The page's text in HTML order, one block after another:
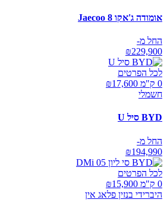
אומודה ג'אקו Jaecoo 8
החל מ-
₪229,900
לכל הפרטים
0 ק"מ ₪
17,600
חשמלי
BYD סיל U
החל מ-
₪194,990
לכל הפרטים
0 ק"מ ₪
15,900
היברידי בנזין פלאג אין